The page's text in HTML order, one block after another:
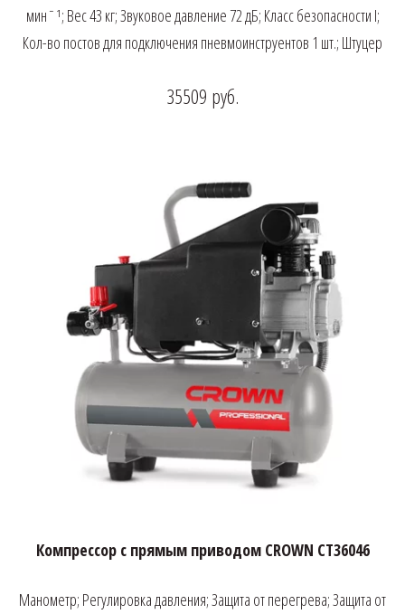
минˉ¹; Вес 43 кг; Звуковое давление 72 дБ; Класс безопасности I;
Кол-во постов для подключения пневмоинструентов 1 шт.; Штуцер
35509 руб.
Компрессор с прямым приводом CROWN CT36046
Манометр; Регулировка давления; Защита от перегрева; Защита от